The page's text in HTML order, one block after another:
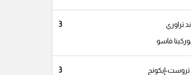
تراوري 3
فاسو
تروست-إيكونج 3